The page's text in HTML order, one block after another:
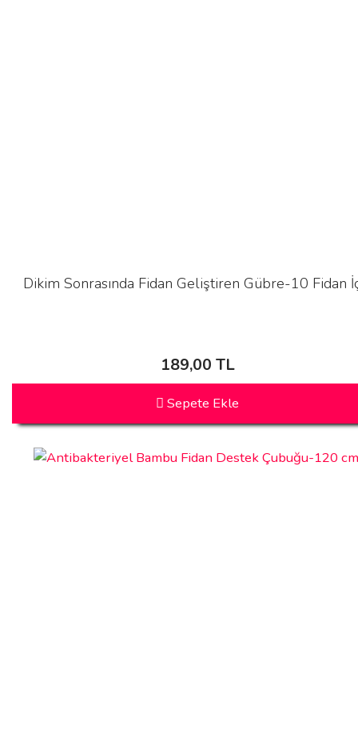
Dikim Sonrasında Fidan Geliştiren Gübre-10 Fidan
189,00 TL
Sepete Ekle